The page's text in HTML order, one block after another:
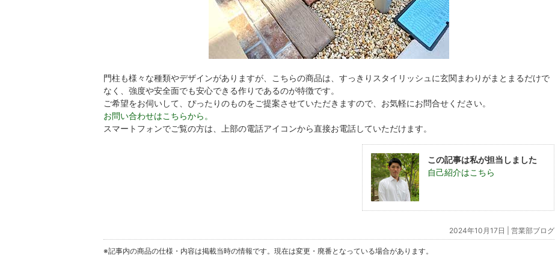
門柱も様々な種類やデザインがありますが、こちらの商品は、すっきりスタイリッシュに玄関まわりがまとまるだけで
なく、強度や安全面でも安心できる作りであるのが特徴です。
ご希望をお伺いして、ぴったりのものをご提案させていただきますので、お気軽にお問合せください。
お問い合わせはこちらから。
スマートフォンでご覧の方は、上部の電話アイコンから直接お電話していただけます。
この記事は私が担当しました
自己紹介はこちら
2024年10月17日 | 営業部ブログ
※記事内の商品の仕様・内容は掲載当時の情報です。現在は変更・廃番となっている場合があります。